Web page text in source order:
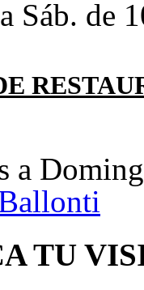
Sáb. de
a
TU